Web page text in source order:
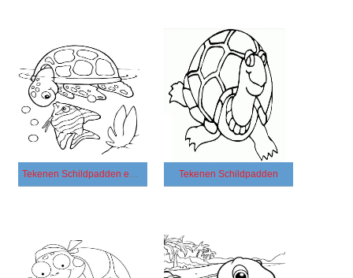
Tekenen Schildpadden en vis Tekenen Schildpadden